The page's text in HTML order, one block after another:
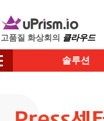
고품질 화상회의 클라우드
솔루션